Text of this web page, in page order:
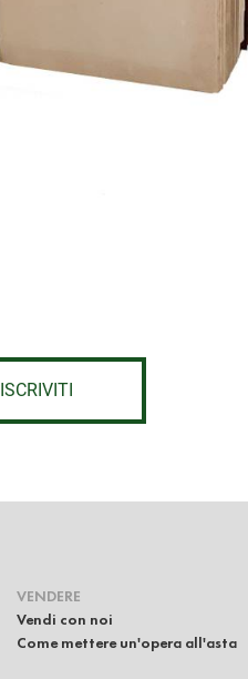
ISCRIVITI
VENDERE
Vendi con noi
Come mettere un'opera all'asta